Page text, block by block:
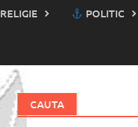
RELIGIE POLITIC
CAUTA